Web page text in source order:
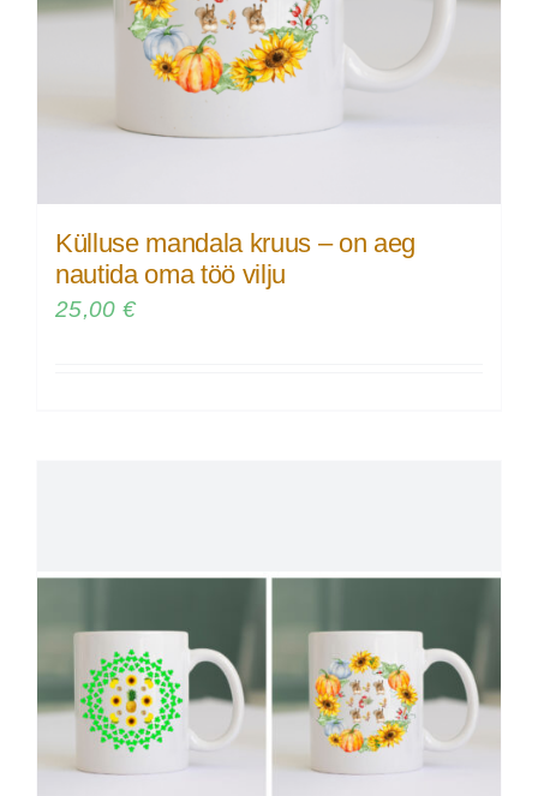
Külluse mandala kruus – on aeg
nautida oma töö vilju
25,00 €